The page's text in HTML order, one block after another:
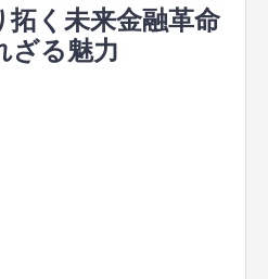
拓く未来金融革命
ざる魅力